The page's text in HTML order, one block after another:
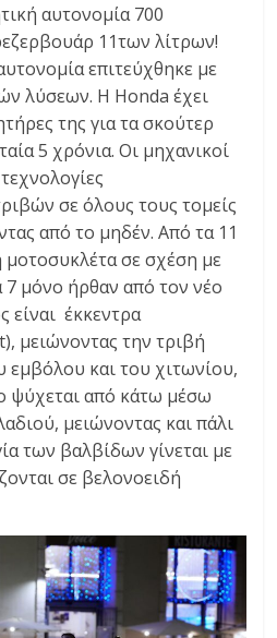
αυτονομία 700
11των λίτρων!
επιτεύχθηκε με
λύσεων. Η Honda έχει
της για τα σκούτερ
5 χρόνια. Οι μηχανικοί
σε όλους τους τομείς
από το μηδέν. Από τα 11
σε σχέση με
μόνο ήρθαν από τον νέο
είναι έκκεντρα
μειώνοντας την τριβή
εμβόλου και του χιτωνίου,
ψύχεται από κάτω μέσω
μειώνοντας και πάλι
των βαλβίδων γίνεται με
σε βελονοειδή